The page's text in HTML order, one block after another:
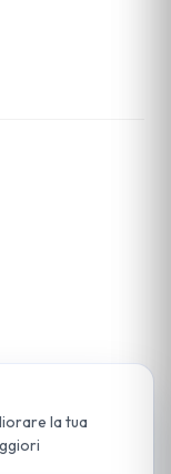
Napoli
Tutti i diritti riservati.
la tua